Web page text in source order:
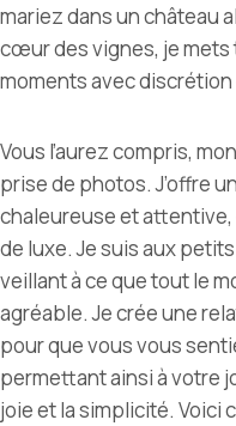
mariez dans un château
cœur des vignes, je
moments avec
Vous l’aurez compris,
prise de photos. J’offre
chaleureuse et
de luxe. Je suis aux
veillant à ce que tout le
agréable.Je crée une
pour que vous vous
permettant ainsi à votre
joie et la simplicité. Voici